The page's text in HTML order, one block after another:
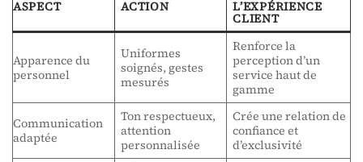
ASPECT ACTION L’EXPÉRIENCE
CLIENT
Apparence du
personnel
Uniformes
soignés, gestes
mesurés
Renforce la
perception d’un
service haut de
gamme
Communication
adaptée
Ton respectueux,
attention
personnalisée
Crée une relation de
confiance et
d’exclusivité